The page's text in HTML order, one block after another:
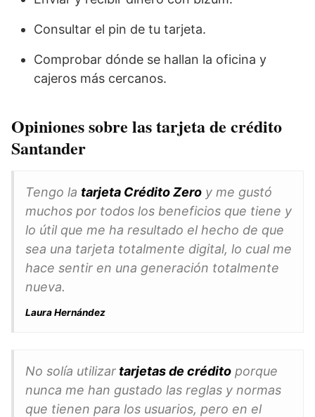
Consultar el pin de tu tarjeta.
Comprobar dónde se hallan la oficina y
cajeros más cercanos.
Opiniones sobre las tarjeta de crédito
Santander
Tengo la tarjeta Crédito Zero y me gustó
muchos por todos los beneficios que tiene y
lo útil que me ha resultado el hecho de que
sea una tarjeta totalmente digital, lo cual me
hace sentir en una generación totalmente
nueva.
Laura Hernández
No solía utilizar tarjetas de crédito porque
nunca me han gustado las reglas y normas
que tienen para los usuarios, pero en el